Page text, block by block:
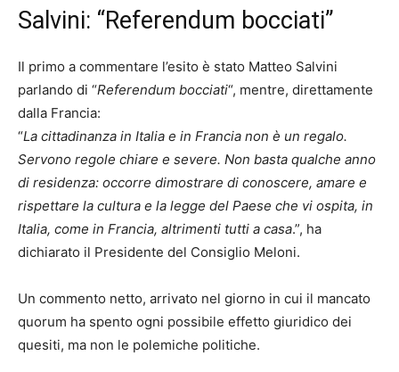
Salvini: “Referendum bocciati”
Il primo a commentare l’esito è stato Matteo Salvini
parlando di “Referendum bocciati“, mentre, direttamente
dalla Francia:
“La cittadinanza in Italia e in Francia non è un regalo.
Servono regole chiare e severe. Non basta qualche anno
di residenza: occorre dimostrare di conoscere, amare e
rispettare la cultura e la legge del Paese che vi ospita, in
Italia, come in Francia, altrimenti tutti a casa.”, ha
dichiarato il Presidente del Consiglio Meloni.
Un commento netto, arrivato nel giorno in cui il mancato
quorum ha spento ogni possibile effetto giuridico dei
quesiti, ma non le polemiche politiche.